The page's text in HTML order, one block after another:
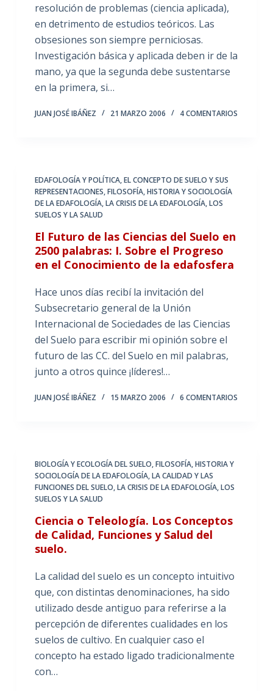
resolución de problemas (ciencia aplicada),
en detrimento de estudios teóricos. Las
obsesiones son siempre perniciosas.
Investigación básica y aplicada deben ir de la
mano, ya que la segunda debe sustentarse
en la primera, si…
JUAN JOSÉ IBÁÑEZ 21 MARZO 2006 4 COMENTARIOS
EDAFOLOGÍA Y POLÍTICA,EL CONCEPTO DE SUELO Y SUS
REPRESENTACIONES,FILOSOFÍA, HISTORIA Y SOCIOLOGÍA
DE LA EDAFOLOGÍA,LA CRISIS DE LA EDAFOLOGÍA,LOS
SUELOS Y LA SALUD
El Futuro de las Ciencias del Suelo en
2500 palabras: I. Sobre el Progreso
en el Conocimiento de la edafosfera
Hace unos días recibí la invitación del
Subsecretario general de la Unión
Internacional de Sociedades de las Ciencias
del Suelo para escribir mi opinión sobre el
futuro de las CC. del Suelo en mil palabras,
junto a otros quince ¡líderes!…
JUAN JOSÉ IBÁÑEZ 15 MARZO 2006 6 COMENTARIOS
BIOLOGÍA Y ECOLOGÍA DEL SUELO,FILOSOFÍA, HISTORIA Y
SOCIOLOGÍA DE LA EDAFOLOGÍA,LA CALIDAD Y LAS
FUNCIONES DEL SUELO,LA CRISIS DE LA EDAFOLOGÍA,LOS
SUELOS Y LA SALUD
Ciencia o Teleología. Los Conceptos
de Calidad, Funciones y Salud del
suelo.
La calidad del suelo es un concepto intuitivo
que, con distintas denominaciones, ha sido
utilizado desde antiguo para referirse a la
percepción de diferentes cualidades en los
suelos de cultivo. En cualquier caso el
concepto ha estado ligado tradicionalmente
con…